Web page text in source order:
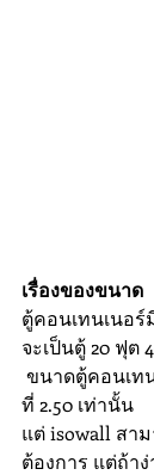
เรื่องของขนาด
ตู้คอนเทนเนอ
จะเป็นตู้ 20 ฟุต
ที่ 2.50 เท่านั้น
แต่ isowall สา
ต้องการ แต่ถ้า